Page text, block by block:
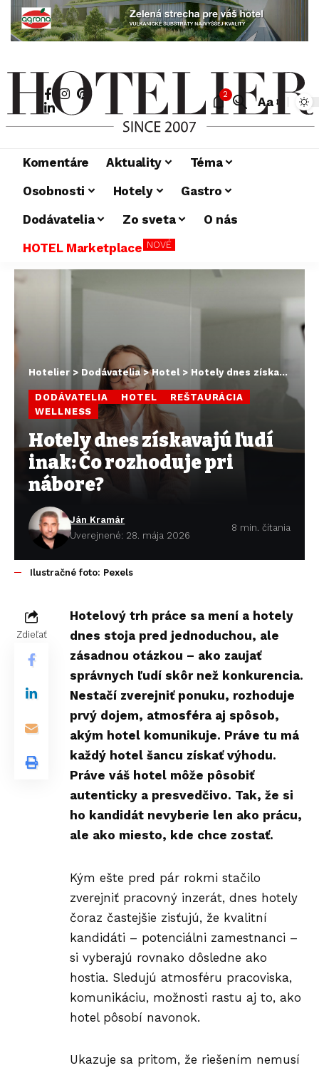
2
Aa
Komentáre Aktuality
Téma
Osobnosti
Hotely
Gastro
Dodávatelia
Zo sveta
O nás
HOTEL Marketplace NOVÉ
Hotelier > Dodávatelia>Hotel> Hotely dnes získavajú ľudí inak: Čo rozhoduje pri nábore?
DODÁVATELIA HOTEL
REŠTAURÁCIA
WELLNESS
Hotely dnes získavajú ľudí
inak: Čo rozhoduje pri
nábore?
Ján Kramár
Uverejnené: 28. mája 2026
8 min. čítania
Ilustračné foto: Pexels
Zdieľať
Hotelový trh práce sa mení a hotely
dnes stoja pred jednoduchou, ale
zásadnou otázkou – ako zaujať
správnych ľudí skôr než konkurencia.
Nestačí zverejniť ponuku, rozhoduje
prvý dojem, atmosféra aj spôsob,
akým hotel komunikuje. Práve tu má
každý hotel šancu získať výhodu.
Práve váš hotel môže pôsobiť
autenticky a presvedčivo. Tak, že si
ho kandidát nevyberie len ako prácu,
ale ako miesto, kde chce zostať.
Kým ešte pred pár rokmi stačilo
zverejniť pracovný inzerát, dnes hotely
čoraz častejšie zisťujú, že kvalitní
kandidáti – potenciálni zamestnanci –
si vyberajú rovnako dôsledne ako
hostia. Sledujú atmosféru pracoviska,
komunikáciu, možnosti rastu aj to, ako
hotel pôsobí navonok.
Ukazuje sa pritom, že riešením nemusí